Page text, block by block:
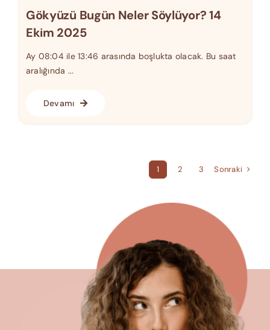
Gökyüzü Bugün Neler Söylüyor? 14
Ekim 2025
Ay 08:04 ile 13:46 arasında boşlukta olacak. Bu saat
aralığında ...
Devamı
1 2 3 Sonraki